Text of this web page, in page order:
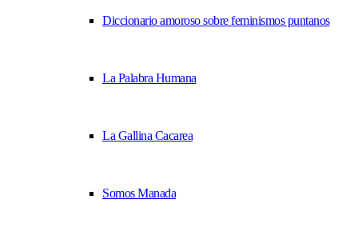
Diccionario amoroso sobre feminismos puntanos
La Palabra Humana
La Gallina Cacarea
Somos Manada